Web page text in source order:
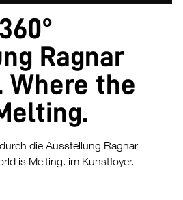
Ragnar
Where the
die Ausstellung Ragnar
is Melting. im Kunstfoyer.